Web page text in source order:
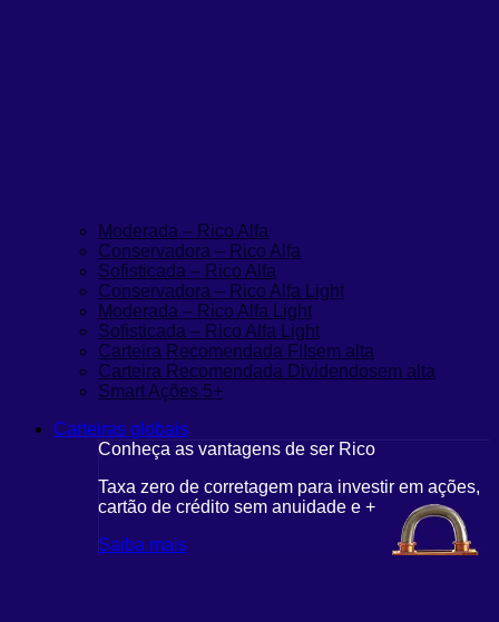
Moderada – Rico Alfa
Conservadora – Rico Alfa
Sofisticada – Rico Alfa
Conservadora – Rico Alfa Light
Moderada – Rico Alfa Light
Sofisticada – Rico Alfa Light
Carteira Recomendada FIIsem alta
Carteira Recomendada Dividendosem alta
Smart Ações 5+
Carteiras globais
Conheça as vantagens de ser Rico
Taxa zero de corretagem para investir em ações,
cartão de crédito sem anuidade e +
Saiba mais